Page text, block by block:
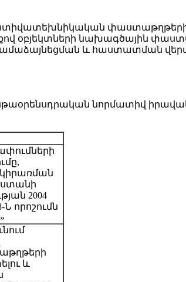
օբյեկտների նախագծային
և հաստատման
նորմատիվ
կիրառման
2004
որոշումն
և